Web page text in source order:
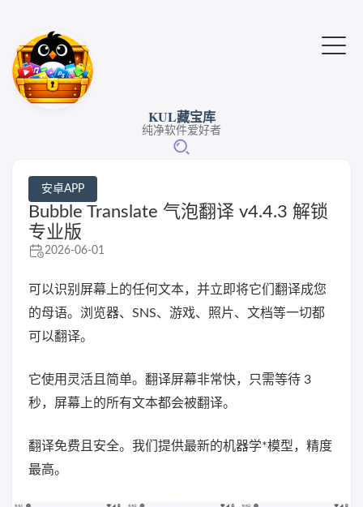
KUL藏宝库
纯净软件爱好者
安卓APP
Bubble Translate 气泡翻译 v4.4.3 解锁
专业版
2026-06-01
可以识别屏幕上的任何文本，并立即将它们翻译成您
的母语。浏览器、SNS、游戏、照片、文档等一切都
可以翻译。
它使用灵活且简单。翻译屏幕非常快，只需等待 3
秒，屏幕上的所有文本都会被翻译。
翻译免费且安全。我们提供最新的机器学*模型，精度
最高。